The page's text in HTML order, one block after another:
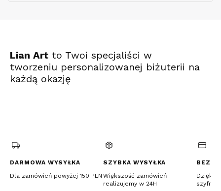
Lian Art to Twoi specjaliści w
tworzeniu personalizowanej biżuterii na
każdą okazję
karcie)
nowej
karcie)
nowej
karcie)
DARMOWA WYSYŁKA
Dla zamówień powyżej 150 PLN
SZYBKA WYSYŁKA
Większość zamówień
realizujemy w 24H
Dzięki